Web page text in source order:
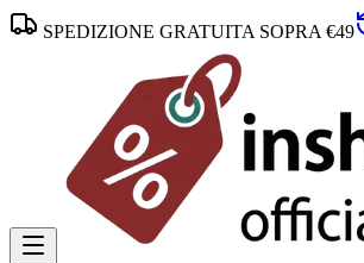
SPEDIZIONE GRATUITA SOPRA €49